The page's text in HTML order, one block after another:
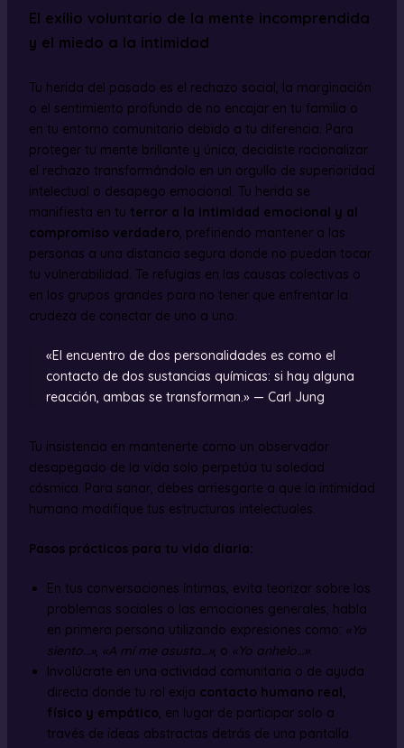
El exilio voluntario de la mente incomprendida
y el miedo a la intimidad
Tu herida del pasado es el rechazo social, la marginación
o el sentimiento profundo de no encajar en tu familia o
en tu entorno comunitario debido a tu diferencia. Para
proteger tu mente brillante y única, decidiste racionalizar
el rechazo transformándolo en un orgullo de superioridad
intelectual o desapego emocional. Tu herida se
manifiesta en tu terror a la intimidad emocional y al
compromiso verdadero, prefiriendo mantener a las
personas a una distancia segura donde no puedan tocar
tu vulnerabilidad. Te refugias en las causas colectivas o
en los grupos grandes para no tener que enfrentar la
crudeza de conectar de uno a uno.
«El encuentro de dos personalidades es como el
contacto de dos sustancias químicas: si hay alguna
reacción, ambas se transforman.» — Carl Jung
Tu insistencia en mantenerte como un observador
desapegado de la vida solo perpetúa tu soledad
cósmica. Para sanar, debes arriesgarte a que la intimidad
humana modifique tus estructuras intelectuales.
Pasos prácticos para tu vida diaria:
En tus conversaciones íntimas, evita teorizar sobre los
problemas sociales o las emociones generales; habla
en primera persona utilizando expresiones como: «Yo
siento…», «A mí me asusta…», o «Yo anhelo…».
Involúcrate en una actividad comunitaria o de ayuda
directa donde tu rol exija contacto humano real,
físico y empático, en lugar de participar solo a
través de ideas abstractas detrás de una pantalla.